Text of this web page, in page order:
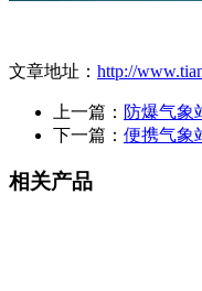
文章地址： http://
上一篇： 防爆气象
下一篇： 便携气象
相关产品